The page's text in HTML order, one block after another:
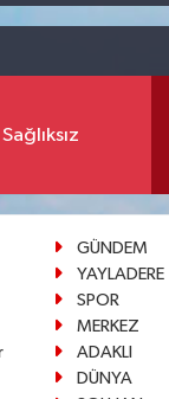
Sağlıksız
GÜNDEM
YAYLADERE
SPOR
MERKEZ
ADAKLI
DÜNYA